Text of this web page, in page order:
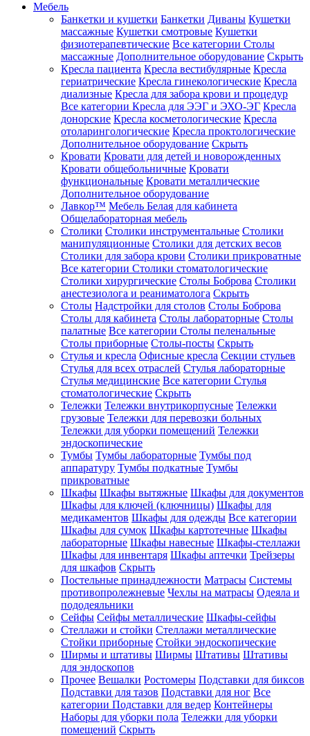
Мебель
Банкетки и кушетки Банкетки Диваны Кушетки
массажные Кушетки смотровые Кушетки
физиотерапевтические Все категории Столы
массажные Дополнительное оборудование Скрыть
Кресла пациента Кресла вестибулярные Кресла
гериатрические Кресла гинекологические Кресла
диализные Кресла для забора крови и процедур
Все категории Кресла для ЭЭГ и ЭХО-ЭГ Кресла
донорские Кресла косметологические Кресла
отоларингологические Кресла проктологические
Дополнительное оборудование Скрыть
Кровати Кровати для детей и новорожденных
Кровати общебольничные Кровати
функциональные Кровати металлические
Дополнительное оборудование
Лавкор™ Мебель Белая для кабинета
Общелабораторная мебель
Столики Столики инструментальные Столики
манипуляционные Столики для детских весов
Столики для забора крови Столики прикроватные
Все категории Столики стоматологические
Столики хирургические Столы Боброва Столики
анестезиолога и реаниматолога Скрыть
Столы Надстройки для столов Столы Боброва
Столы для кабинета Столы лабораторные Столы
палатные Все категории Столы пеленальные
Столы приборные Столы-посты Скрыть
Стулья и кресла Офисные кресла Секции стульев
Стулья для всех отраслей Стулья лабораторные
Стулья медицинские Все категории Стулья
стоматологические Скрыть
Тележки Тележки внутрикорпусные Тележки
грузовые Тележки для перевозки больных
Тележки для уборки помещений Тележки
эндоскопические
Тумбы Тумбы лабораторные Тумбы под
аппаратуру Тумбы подкатные Тумбы
прикроватные
Шкафы Шкафы вытяжные Шкафы для документов
Шкафы для ключей (ключницы) Шкафы для
медикаментов Шкафы для одежды Все категории
Шкафы для сумок Шкафы картотечные Шкафы
лабораторные Шкафы навесные Шкафы-стеллажи
Шкафы для инвентаря Шкафы аптечки Трейзеры
для шкафов Скрыть
Постельные принадлежности Матрасы Системы
противопролежневые Чехлы на матрасы Одеяла и
пододеяльники
Сейфы Сейфы металлические Шкафы-сейфы
Стеллажи и стойки Стеллажи металлические
Стойки приборные Стойки эндоскопические
Ширмы и штативы Ширмы Штативы Штативы
для эндоскопов
Прочее Вешалки Ростомеры Подставки для биксов
Подставки для тазов Подставки для ног Все
категории Подставки для ведер Контейнеры
Наборы для уборки пола Тележки для уборки
помещений Скрыть